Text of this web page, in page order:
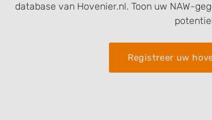
database van Hovenier.nl. Toon uw NAW-
Registreer uw